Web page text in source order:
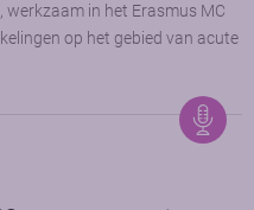
in het Erasmus MC
op het gebied van acute